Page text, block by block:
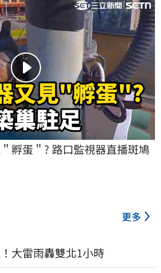
＂孵蛋＂? 路口監視器直播斑鳩
更多
大雷雨轟雙北1小時